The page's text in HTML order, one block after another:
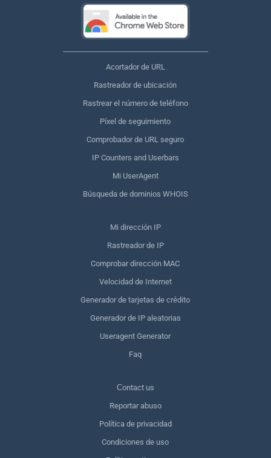
Acortador de URL
Rastreador de ubicación
Rastrear el número de teléfono
Píxel de seguimiento
Comprobador de URL seguro
IP Counters and Userbars
Mi UserAgent
Búsqueda de dominios WHOIS
Mi dirección IP
Rastreador de IP
Comprobar dirección MAC
Velocidad de Internet
Generador de tarjetas de crédito
Generador de IP aleatorias
Useragent Generator
Faq
Сontact us
Reportar abuso
Política de privacidad
Condiciones de uso